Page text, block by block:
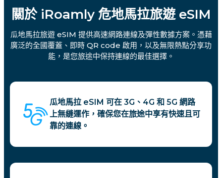
關於 iRoamly 危地馬拉旅遊 eSIM
瓜地馬拉旅遊 eSIM 提供高速網路連線及彈性數據方案。憑藉
廣泛的全國覆蓋、即時 QR code 啟用，以及無限熱點分享功
能，是您旅途中保持連線的最佳選擇。
瓜地馬拉 eSIM 可在 3G、4G 和 5G 網路
上無縫運作，確保您在旅途中享有快速且可
靠的連線。